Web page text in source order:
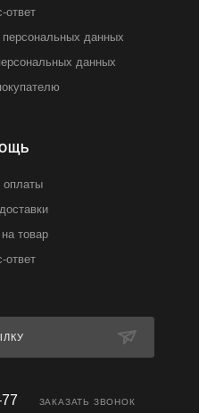
ответ
персональных данных
данных
оплаты
на товар
ответ
ЗАКАЗАТЬ ЗВОНОК